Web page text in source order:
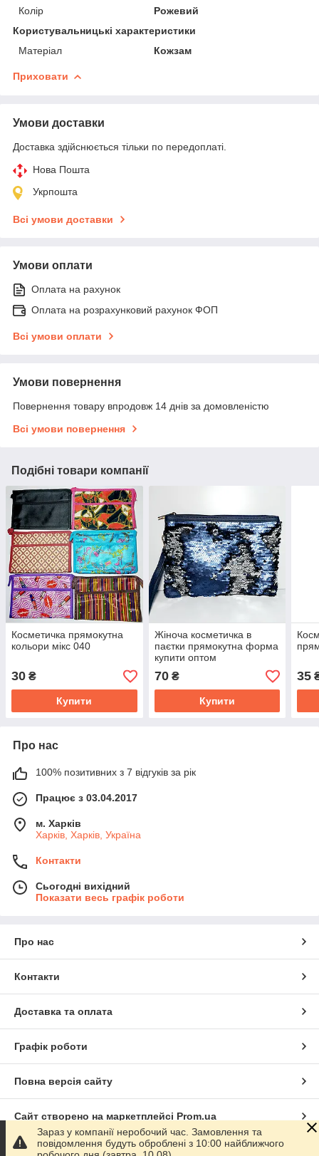
Колір
Рожевий
Користувальницькі характеристики
Матеріал
Кожзам
Приховати
Умови доставки
Доставка здійснюється тільки по передоплаті.
Нова Пошта
Укрпошта
Всі умови доставки
Умови оплати
Оплата на рахунок
Оплата на розрахунковий рахунок ФОП
Всі умови оплати
Умови повернення
Повернення товару впродовж 14 днів за домовленістю
Всі умови повернення
Подібні товари компанії
Косметичка прямокутна
кольори мікс 040
30 ₴
Купити
Жіноча косметичка в
паєтки прямокутна форма
купити оптом
70₴
Купити
35
Про нас
100% позитивних з 7 відгуків за рік
Працює з 03.04.2017
м. Харків
Харків, Харків, Україна
Контакти
Сьогодні вихідний
Показати весь графік роботи
Про нас
Контакти
Доставка та оплата
Графік роботи
Повна версія сайту
Сайт створено на маркетплейсі Prom.ua
Політика конфіденційності
Зараз у компанії неробочий час. Замовлення та
повідомлення будуть оброблені з 10:00 найближчого